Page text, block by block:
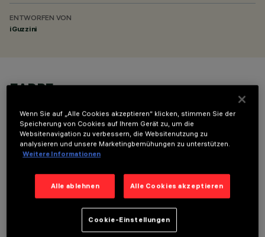
ENTWORFEN VON
iGuzzini
FARBE
OPTIONALE KOMPONENTEN
Wenn Sie auf „Alle Cookies akzeptieren“ klicken, stimmen Sie der
Speicherung von Cookies auf Ihrem Gerät zu, um die
Websitenavigation zu verbessern, die Websitenutzung zu
analysieren und unsere Marketingbemühungen zu unterstützen.
Weitere Informationen
Alle ablehnen Alle Cookies akzeptieren
Cookie-Einstellungen